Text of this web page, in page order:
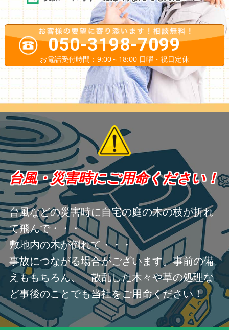
050-3198-7099
お電話受付時間：9:00～18:00 日曜・祝日定休
台風・災害時にご用命ください！
台風などの災害時に自宅の庭の木の枝が折れ
て飛んで・・・
敷地内の木が倒れて・・・
事故につながる場合がございます。事前の備
えももちろん、 散乱した木々や草の処理な
ど事後のことでも当社をご用命ください！